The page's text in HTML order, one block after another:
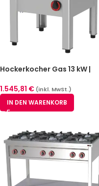
Hockerkocher Gas 13 kW |
1.545,81 € (inkl. MwSt.)
IN DEN WARENKORB